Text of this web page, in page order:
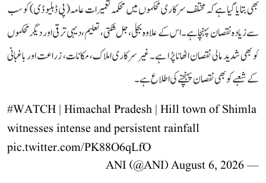
بھی بتایا گیا ہے کہ مختلف سرکاری محکموں میں محکمہ تعمیرات عامہ (پی ڈبلیو ڈی) کو سب
سے زیادہ نقصان پہنچا ہے۔ اس کے علاوہ بجلی، جل شکتی، تعلیم، دیہی ترقی اور دیگر محکموں
کو بھی شدید مالی نقصان اٹھانا پڑا ہے۔ غیر سرکاری املاک، مکانات، زراعت اور باغبانی
کے شعبے کو بھی نقصان پہنچنے کی اطلاع ہے۔
#WATCH | Himachal Pradesh | Hill town of Shimla
witnesses intense and persistent rainfall
pic.twitter.com/PK88O6qLfO
— ANI (@ANI)
August 6, 2026